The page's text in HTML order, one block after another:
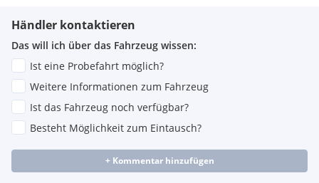
Händler kontaktieren
Das will ich über das Fahrzeug wissen:
Ist eine Probefahrt möglich?
Weitere Informationen zum Fahrzeug
Ist das Fahrzeug noch verfügbar?
Besteht Möglichkeit zum Eintausch?
+ Kommentar hinzufügen